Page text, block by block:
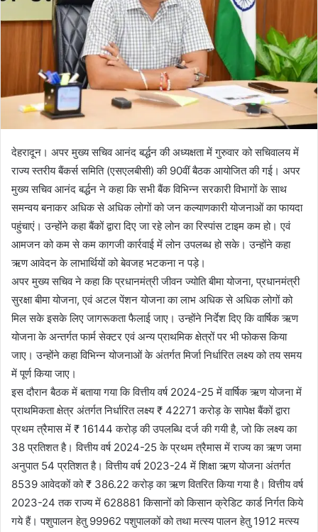
l
देहरादून। अपर मुख्य सचिव आनंद बर्द्धन की अध्यक्षता में गुरुवार को सचिवालय में
राज्य स्तरीय बैंकर्स समिति (एसएलबीसी) की 90वीं बैठक आयोजित की गई। अपर
मुख्य सचिव आनंद बर्द्धन ने कहा कि सभी बैंक विभिन्न सरकारी विभागों के साथ
समन्वय बनाकर अधिक से अधिक लोगों को जन कल्याणकारी योजनाओं का फायदा
पहुंचाएं। उन्होंने कहा बैंकों द्वारा दिए जा रहे लोन का रिस्पांस टाइम कम हो। एवं
आमजन को कम से कम कागजी कार्रवाई में लोन उपलब्ध हो सके। उन्होंने कहा
ऋण आवेदन के लाभार्थियों को बेवजह भटकना न पड़े।
अपर मुख्य सचिव ने कहा कि प्रधानमंत्री जीवन ज्योति बीमा योजना, प्रधानमंत्री
सुरक्षा बीमा योजना, एवं अटल पेंशन योजना का लाभ अधिक से अधिक लोगों को
मिल सके इसके लिए जागरूकता फैलाई जाए। उन्होंने निर्देश दिए कि वार्षिक ऋण
योजना के अन्तर्गत फार्म सेक्टर एवं अन्य प्राथमिक क्षेत्रों पर भी फोकस किया
जाए। उन्होंने कहा विभिन्न योजनाओं के अंतर्गत मिर्जा निर्धारित लक्ष्य को तय समय
में पूर्ण किया जाए।
इस दौरान बैठक में बताया गया कि वित्तीय वर्ष 2024-25 में वार्षिक ऋण योजना में
प्राथमिकता क्षेत्र अंतर्गत निर्धारित लक्ष्य ₹ 42271 करोड़ के सापेक्ष बैंकों द्वारा
प्रथम त्रैमास में ₹ 16144 करोड़ की उपलब्धि दर्ज की गयी है, जो कि लक्ष्य का
38 प्रतिशत है। वित्तीय वर्ष 2024-25 के प्रथम त्रैमास में राज्य का ऋण जमा
अनुपात 54 प्रतिशत है। वित्तीय वर्ष 2023-24 में शिक्षा ऋण योजना अंतर्गत
8539 आवेदकों को ₹ 386.22 करोड़ का ऋण वितरित किया गया है। वित्तीय वर्ष
2023-24 तक राज्य में 628881 किसानों को किसान क्रेडिट कार्ड निर्गत किये
गये हैं। पशुपालन हेतु 99962 पशुपालकों को तथा मत्स्य पालन हेतु 1912 मत्स्य